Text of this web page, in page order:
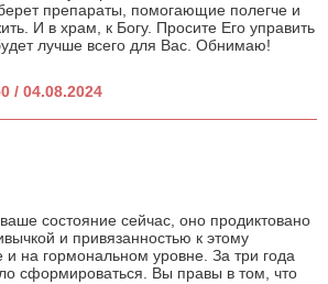
препараты, помогающие полегче и
И в храм, к Богу. Просите Его управить
лучше всего для Вас. Обнимаю!
/ 04.08.2024
состояние сейчас, оно продиктовано
и привязанностью к этому
и на гормональном уровне. За три года
сформироваться. Вы правы в том, что